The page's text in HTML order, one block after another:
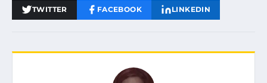
TWITTER FACEBOOK LINKEDIN